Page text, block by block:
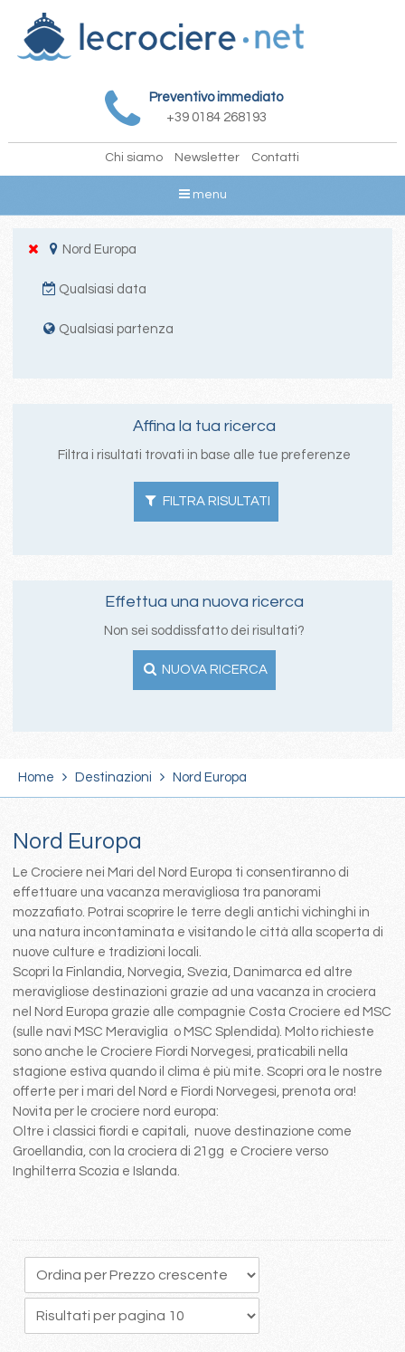
Preventivo immediato
+39 0184 268193
Chi siamo Newsletter Contatti
menu
Nord Europa
Qualsiasi data
Qualsiasi partenza
Affina la tua ricerca
Filtra i risultati trovati in base alle tue preferenze
FILTRA RISULTATI
Effettua una nuova ricerca
Non sei soddissfatto dei risultati?
NUOVA RICERCA
Home Destinazioni Nord Europa
Nord Europa
Le Crociere nei Mari del Nord Europa ti consentiranno di
effettuare una vacanza meravigliosa tra panorami
mozzafiato. Potrai scoprire le terre degli antichi vichinghi in
una natura incontaminata e visitando le città alla scoperta di
nuove culture e tradizioni locali.
Scopri la Finlandia, Norvegia, Svezia, Danimarca ed altre
meravigliose destinazioni grazie ad una vacanza in crociera
nel Nord Europa grazie alle compagnie Costa Crociere ed MSC
(sulle navi MSC Meraviglia o MSC Splendida). Molto richieste
sono anche le Crociere Fiordi Norvegesi, praticabili nella
stagione estiva quando il clima è più mite. Scopri ora le nostre
offerte per i mari del Nord e Fiordi Norvegesi, prenota ora!
Novita per le crociere nord europa:
Oltre i classici fiordi e capitali, nuove destinazione come
Groellandia, con la crociera di 21gg e Crociere verso
Inghilterra Scozia e Islanda.